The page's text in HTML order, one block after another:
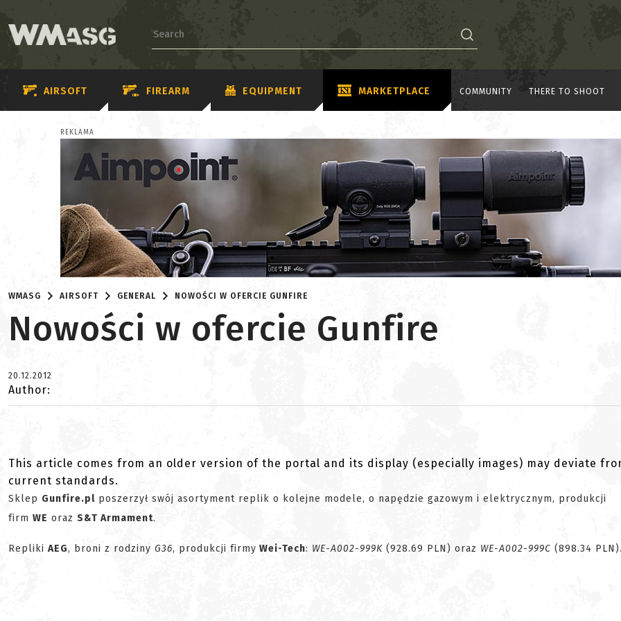
AIRSOFT FIREARM EQUIPMENT MARKETPLACE COMMUNITY THERE TO SHOOT
REKLAMA
WMASG AIRSOFT GENERAL NOWOŚCI W OFERCIE GUNFIRE
Nowości w ofercie Gunfire
20.12.2012
Author:
This article comes from an older version of the portal and its display (especially images) may deviate
current standards.
Sklep Gunfire.pl poszerzył swój asortyment replik o kolejne modele, o napędzie gazowym i elektrycznym, produkcji
firm WE oraz S&T Armament.
Repliki AEG, broni z rodziny G36, produkcji firmy Wei-Tech: WE-A002-999K (928.69 PLN) oraz WE-A002-999C (898.34